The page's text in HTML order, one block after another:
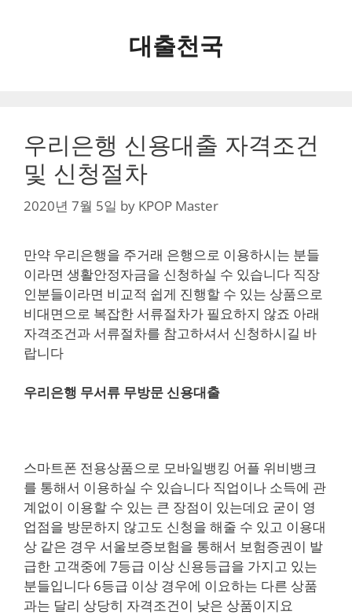
대출천국
우리은행 신용대출 자격조건
및 신청절차
2020년 7월 5일 by KPOP Master
만약 우리은행을 주거래 은행으로 이용하시는 분들
이라면 생활안정자금을 신청하실 수 있습니다 직장
인분들이라면 비교적 쉽게 진행할 수 있는 상품으로
비대면으로 복잡한 서류절차가 필요하지 않죠 아래
자격조건과 서류절차를 참고하셔서 신청하시길 바
랍니다
우리은행 무서류 무방문 신용대출
스마트폰 전용상품으로 모바일뱅킹 어플 위비뱅크
를 통해서 이용하실 수 있습니다 직업이나 소득에 관
계없이 이용할 수 있는 큰 장점이 있는데요 굳이 영
업점을 방문하지 않고도 신청을 해줄 수 있고 이용대
상 같은 경우 서울보증보험을 통해서 보험증권이 발
급한 고객중에 7등급 이상 신용등급을 가지고 있는
분들입니다 6등급 이상 경우에 이요하는 다른 상품
과는 달리 상당히 자격조건이 낮은 상품이지요